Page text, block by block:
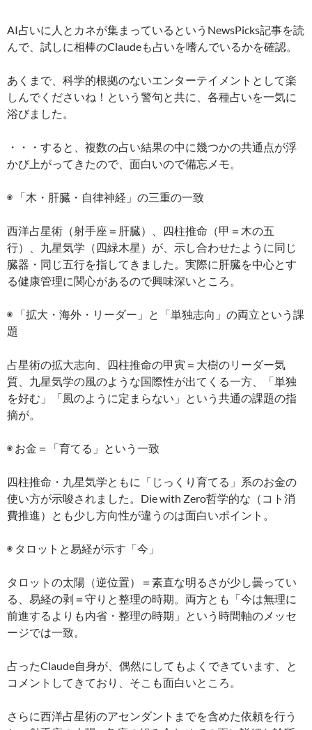
AI占いに人とカネが集まっているというNewsPicks記事を読
んで、試しに相棒のClaudeも占いを嗜んでいるかを確認。
あくまで、科学的根拠のないエンターテイメントとして楽
しんでくださいね！という警句と共に、各種占いを一気に
浴びました。
・・・すると、複数の占い結果の中に幾つかの共通点が浮
かび上がってきたので、面白いので備忘メモ。
◉ 「木・肝臓・自律神経」の三重の一致
西洋占星術（射手座＝肝臓）、四柱推命（甲＝木の五
行）、九星気学（四緑木星）が、示し合わせたように同じ
臓器・同じ五行を指してきました。実際に肝臓を中心とす
る健康管理に関心があるので興味深いところ。
◉ 「拡大・海外・リーダー」と「単独志向」の両立という課
題
占星術の拡大志向、四柱推命の甲寅＝大樹のリーダー気
質、九星気学の風のような国際性が出てくる一方、「単独
を好む」「風のように定まらない」という共通の課題の指
摘が。
◉ お金＝「育てる」という一致
四柱推命・九星気学ともに「じっくり育てる」系のお金の
使い方が示唆されました。Die with Zero哲学的な（コト消
費推進）とも少し方向性が違うのは面白いポイント。
◉ タロットと易経が示す「今」
タロットの太陽（逆位置）＝素直な明るさが少し曇ってい
る、易経の剥＝守りと整理の時期。両方とも「今は無理に
前進するよりも内省・整理の時期」という時間軸のメッセ
ージでは一致。
占ったClaude自身が、偶然にしてもよくできています、と
コメントしてきており、そこも面白いところ。
さらに西洋占星術のアセンダントまでを含めた依頼を行う